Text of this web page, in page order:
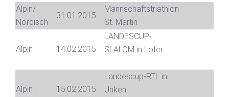
Alpin/
Nordisch
31.01.2015
Mannschaftstriathlon
St. Martin
Alpin 14.02.2015
LANDESCUP-
SLALOM in Lofer
Alpin 15.02.2015
Landescup-RTL in
Unken